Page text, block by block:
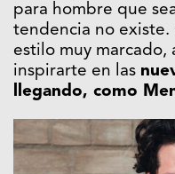
para hombre que
tendencia no existe.
estilo muy
inspirarte en las
llegando, como